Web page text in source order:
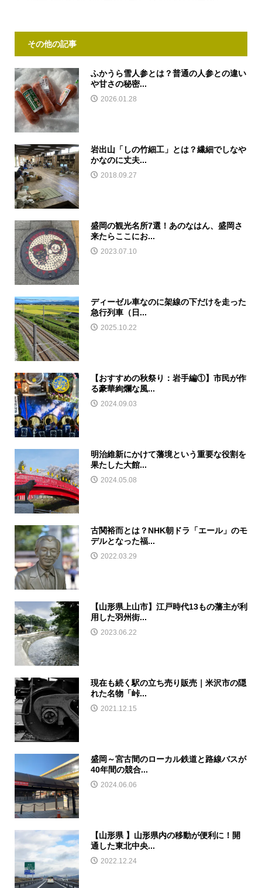
その他の記事
ふかうら雪人参とは？普通の人参との違い
や甘さの秘密...
2026.01.28
岩出山「しの竹細工」とは？繊細でしなや
かなのに丈夫...
2018.09.27
盛岡の観光名所7選！あのなはん、盛岡さ
来たらここにお...
2023.07.10
ディーゼル車なのに架線の下だけを走った
急行列車（日...
2025.10.22
【おすすめの秋祭り：岩手編①】市民が作
る豪華絢爛な風...
2024.09.03
明治維新にかけて藩境という重要な役割を
果たした大館...
2024.05.08
古関裕而とは？NHK朝ドラ「エール」のモ
デルとなった福...
2022.03.29
【山形県上山市】江戸時代13もの藩主が利
用した羽州街...
2023.06.22
現在も続く駅の立ち売り販売｜米沢市の隠
れた名物「峠...
2021.12.15
盛岡～宮古間のローカル鉄道と路線バスが
40年間の競合...
2024.06.06
【山形県 】山形県内の移動が便利に！開
通した東北中央...
2022.12.24